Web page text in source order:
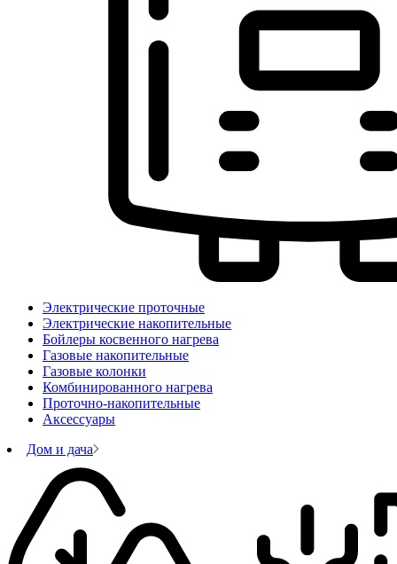
Электрические проточные
Электрические накопительные
Бойлеры косвенного нагрева
Газовые накопительные
Газовые колонки
Комбинированного нагрева
Проточно-накопительные
Аксессуары
Дом и дача